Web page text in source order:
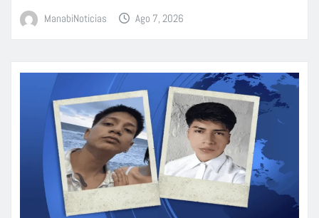
ManabiNoticias Ago 7, 2026